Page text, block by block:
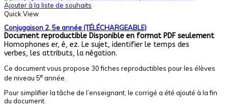
Ajouter à la liste de souhaits
Quick View
Conjugaison 2, 5e année (TÉLÉCHARGEABLE)
Document reproductible Disponible en format PDF seulement
Homophones er, é, ez. Le sujet, identifier le temps des
verbes, les attributs, la négation.
Ce document vous propose 30 fiches reproductibles pour les élèves
de niveau 5e année.
Pour simplifier la tâche de l’enseignant, le corrigé a été ajouté à la fin
du document.